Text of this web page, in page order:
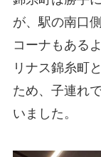
が、駅の南口
コーナもある
リナス錦糸町
ため、子連れ
いました。